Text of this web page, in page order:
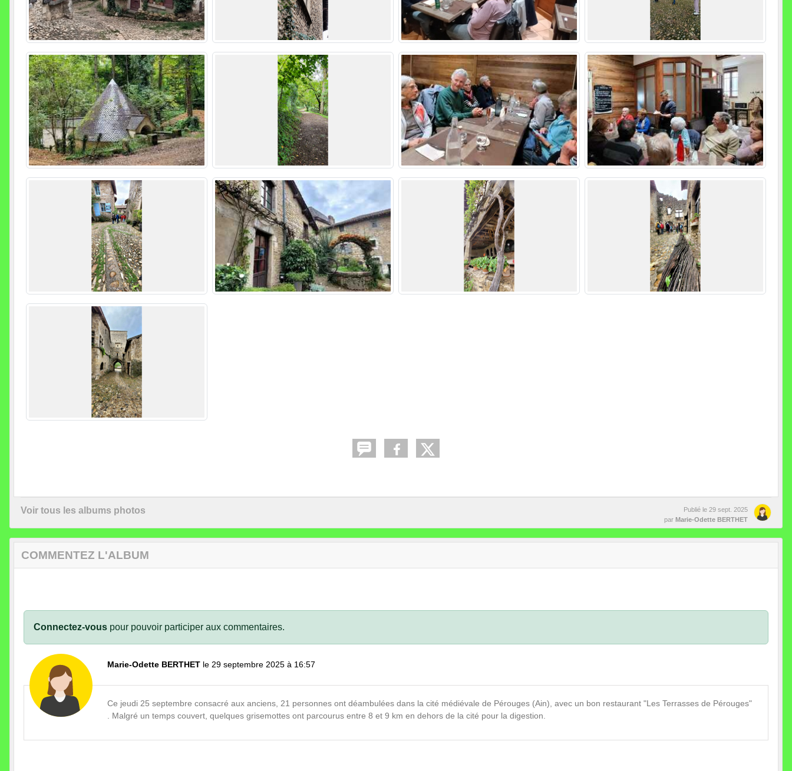
Voir tous les albums photos Publié le 29 sept. 2025
par Marie-Odette BERTHET
COMMENTEZ L'ALBUM
Connectez-vous pour pouvoir participer aux commentaires.
Marie-Odette BERTHET le 29 septembre 2025 à 16:57
Ce jeudi 25 septembre consacré aux anciens, 21 personnes ont déambulées dans la cité médiévale de Pérouges (Ain), avec un bon restaurant "Les Terrasses de Pérouges"
. Malgré un temps couvert, quelques grisemottes ont parcourus entre 8 et 9 km en dehors de la cité pour la digestion.